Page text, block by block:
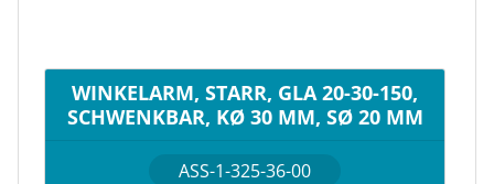
WINKELARM, STARR, GLA 20-30-150,
SCHWENKBAR, KØ 30 MM, SØ 20 MM
ASS-1-325-36-00